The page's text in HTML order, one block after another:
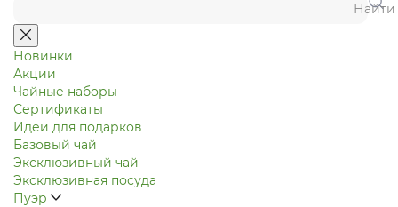
Найти
Новинки
Акции
Чайные наборы
Сертификаты
Идеи для подарков
Базовый чай
Эксклюзивный чай
Эксклюзивная посуда
Пуэр